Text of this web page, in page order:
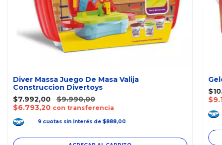
Diver Massa Juego De Masa Valija
Construccion Divertoys
$7.992,00
$9.990,00
$6.793,20 con transferencia
9 cuotas sin interés de $888,00